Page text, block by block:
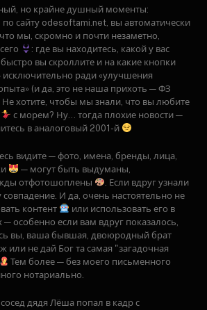
но крайне душный моменты:
сайту odesoftami.net, вы автоматически
мы, скромно и почти незаметно,
: где вы находитесь, какой у вас
быстро вы скроллите и на какие кнопки
исключительно ради «улучшения
(и да, это не наша прихоть — ФЗ
Не хотите, чтобы мы знали, что вы любите
с морем? Ну... тогда плохие новости —
в аналоговый 2001-й
видите — фото, имена, бренды, лица,
— могут быть выдуманы,
отфотошоплены
. Если вдруг узнали
И да, очень настоятельно не
контент
или использовать его в
особенно если вам вдруг показалось,
вы, ваша бывшая, двоюродный брат
или не дай Бог та самая "загадочная
Тем более — без моего письменного
нотариально.
сосед дядя Лёша попал в кадр с